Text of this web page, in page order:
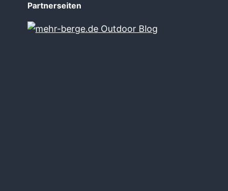
Partnerseiten